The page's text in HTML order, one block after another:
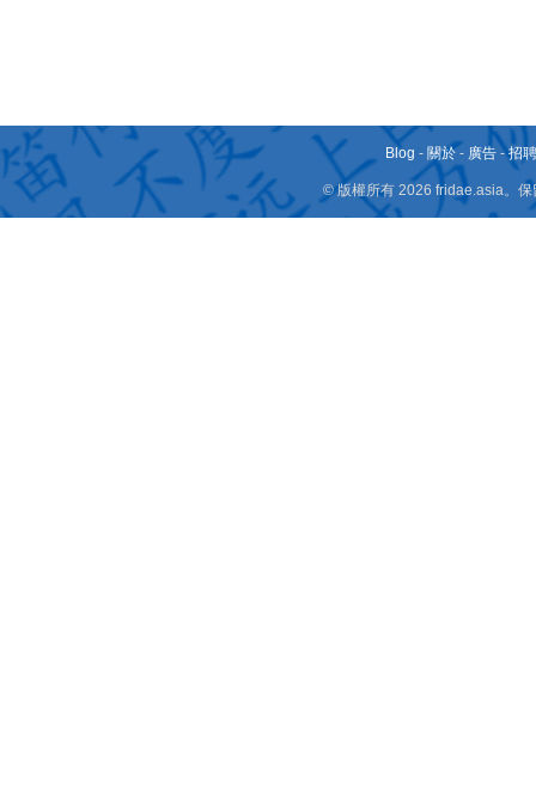
Blog - 關於 - 廣告 -招
© 版權所有 2026 fridae.asia。